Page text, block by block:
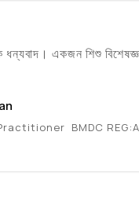
একজন শিশু বিশেষজ্ঞ
BMDC